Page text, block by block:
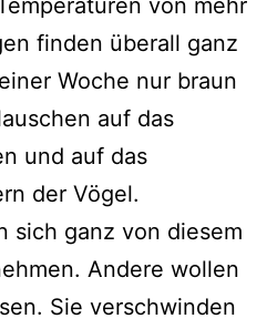
finden überall ganz
Woche nur braun
auf das
und auf das
der Vögel.
sich ganz von diesem
Andere wollen
Sie verschwinden